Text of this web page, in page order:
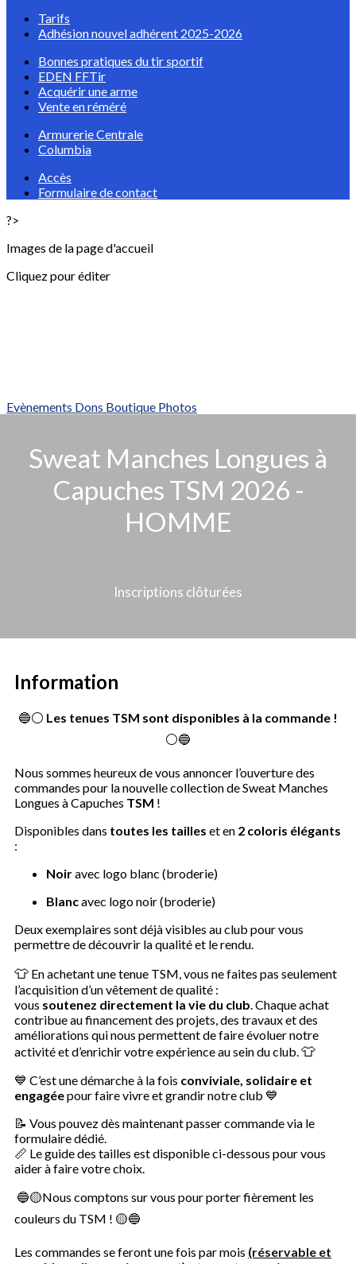
Tarifs
Adhésion nouvel adhérent 2025-2026
Bonnes pratiques du tir sportif
EDEN FFTir
Acquérir une arme
Vente en réméré
Armurerie Centrale
Columbia
Accès
Formulaire de contact
?>
Images de la page d'accueil
Cliquez pour éditer
Evènements Dons Boutique Photos
Sweat Manches Longues à
Capuches TSM 2026 -
HOMME
Inscriptions clôturées
Information
🔵⚪ Les tenues TSM sont disponibles à la commande !
⚪🔵
Nous sommes heureux de vous annoncer l’ouverture des
commandes pour la nouvelle collection de Sweat Manches
Longues à Capuches TSM !
Disponibles dans toutes les tailles et en 2 coloris élégants
:
Noiravec logo blanc (broderie)
Blancavec logo noir (broderie)
Deux exemplaires sont déjà visibles au club pour vous
permettre de découvrir la qualité et le rendu.
👕 En achetant une tenue TSM, vous ne faites pas seulement
l’acquisition d’un vêtement de qualité :
vous soutenez directement la vie du club. Chaque achat
contribue au financement des projets, des travaux et des
améliorations qui nous permettent de faire évoluer notre
activité et d’enrichir votre expérience au sein du club.👕
💙 C’est une démarche à la fois conviviale, solidaire et
engagéepour faire vivre et grandir notre club 💙
📝 Vous pouvez dès maintenant passer commande via le
formulaire dédié.
📏 Le guide des tailles est disponible ci-dessous pour vous
aider à faire votre choix.
🔵🟡Nous comptons sur vous pour porter fièrement les
couleurs du TSM ! 🟡🔵
Les commandes se feront une fois par mois (réservable et